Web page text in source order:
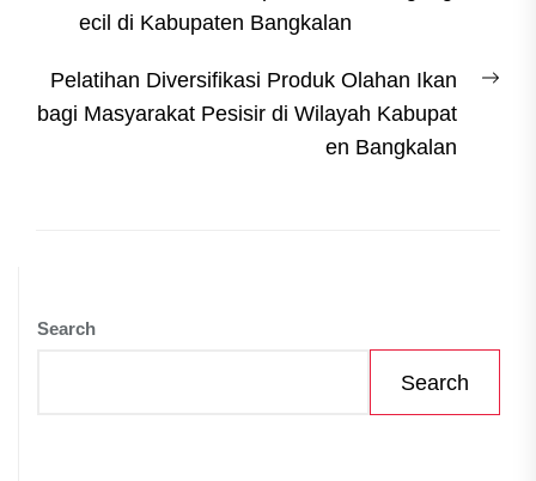
ecil di Kabupaten Bangkalan
Pelatihan Diversifikasi Produk Olahan Ikan
bagi Masyarakat Pesisir di Wilayah Kabupat
en Bangkalan
Search
Search